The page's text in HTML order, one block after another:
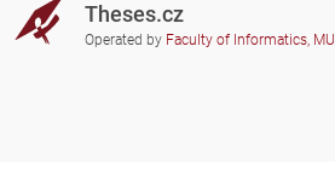
Theses.cz
Operated by Faculty of Informatics, MU